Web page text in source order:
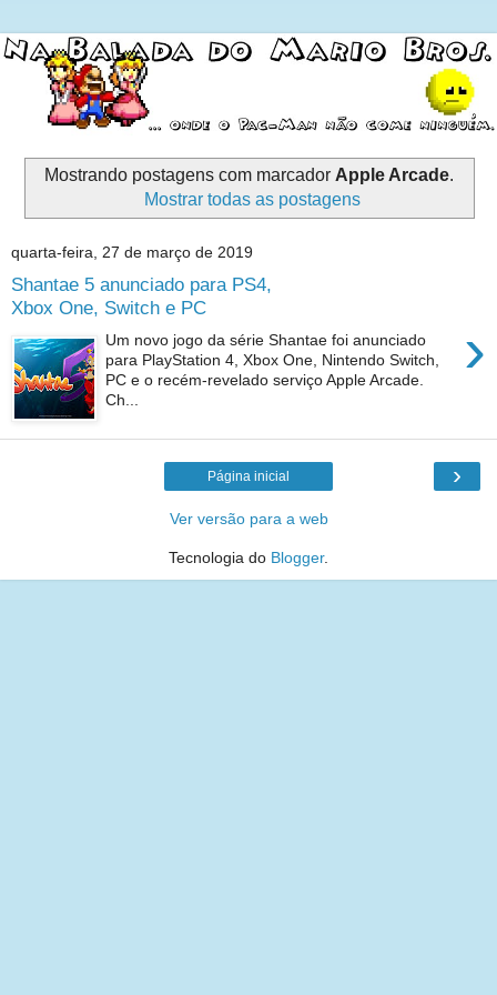
Mostrando postagens com marcador Apple Arcade.
Mostrar todas as postagens
quarta-feira, 27 de março de 2019
Shantae 5 anunciado para PS4,
Xbox One, Switch e PC
›
Um novo jogo da série Shantae foi anunciado
para PlayStation 4, Xbox One, Nintendo Switch,
PC e o recém-revelado serviço Apple Arcade.
Ch...
›
Página inicial
Ver versão para a web
Tecnologia do Blogger.